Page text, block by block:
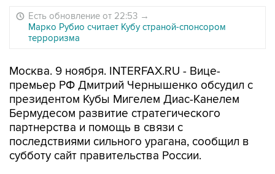
Есть обновление от 22:53 →
Марко Рубио считает Кубу страной-спонсором
терроризма
Москва. 9 ноября. INTERFAX.RU - Вице-
премьер РФ Дмитрий Чернышенко обсудил с
президентом Кубы Мигелем Диас-Канелем
Бермудесом развитие стратегического
партнерства и помощь в связи с
последствиями сильного урагана, сообщил в
субботу сайт правительства России.